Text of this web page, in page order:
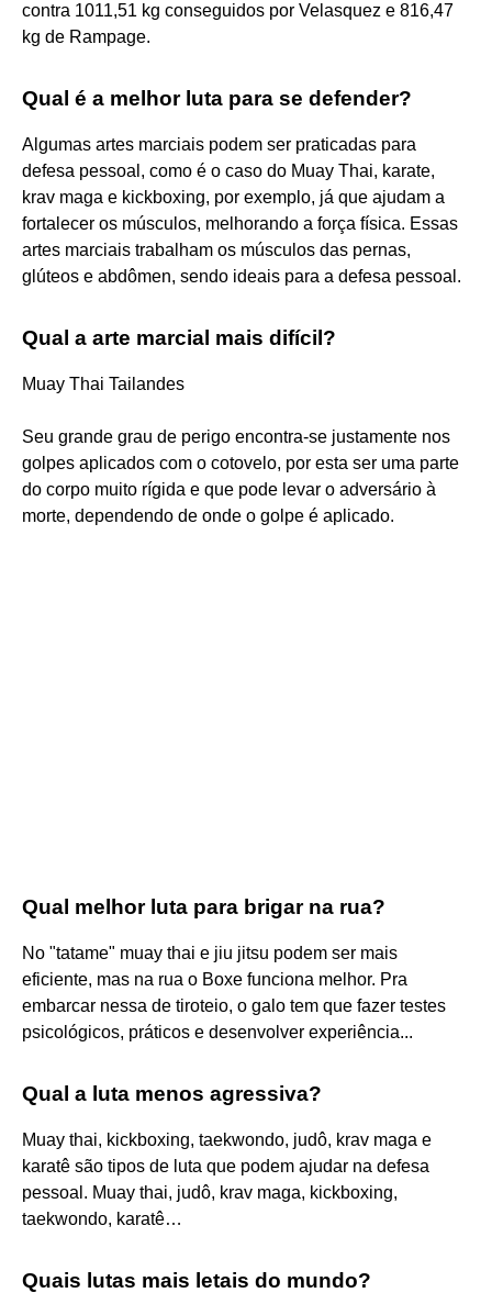
contra 1011,51 kg conseguidos por Velasquez e 816,47
kg de Rampage.
Qual é a melhor luta para se defender?
Algumas artes marciais podem ser praticadas para
defesa pessoal, como é o caso do Muay Thai, karate,
krav maga e kickboxing, por exemplo, já que ajudam a
fortalecer os músculos, melhorando a força física. Essas
artes marciais trabalham os músculos das pernas,
glúteos e abdômen, sendo ideais para a defesa pessoal.
Qual a arte marcial mais difícil?
Muay Thai Tailandes
Seu grande grau de perigo encontra-se justamente nos
golpes aplicados com o cotovelo, por esta ser uma parte
do corpo muito rígida e que pode levar o adversário à
morte, dependendo de onde o golpe é aplicado.
Qual melhor luta para brigar na rua?
No "tatame" muay thai e jiu jitsu podem ser mais
eficiente, mas na rua o Boxe funciona melhor. Pra
embarcar nessa de tiroteio, o galo tem que fazer testes
psicológicos, práticos e desenvolver experiência...
Qual a luta menos agressiva?
Muay thai, kickboxing, taekwondo, judô, krav maga e
karatê são tipos de luta que podem ajudar na defesa
pessoal. Muay thai, judô, krav maga, kickboxing,
taekwondo, karatê…
Quais lutas mais letais do mundo?